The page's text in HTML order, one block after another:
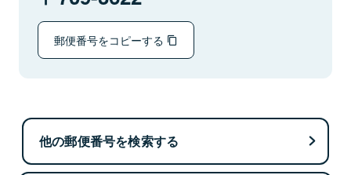
郵便番号をコピーする
他の郵便番号を検索する